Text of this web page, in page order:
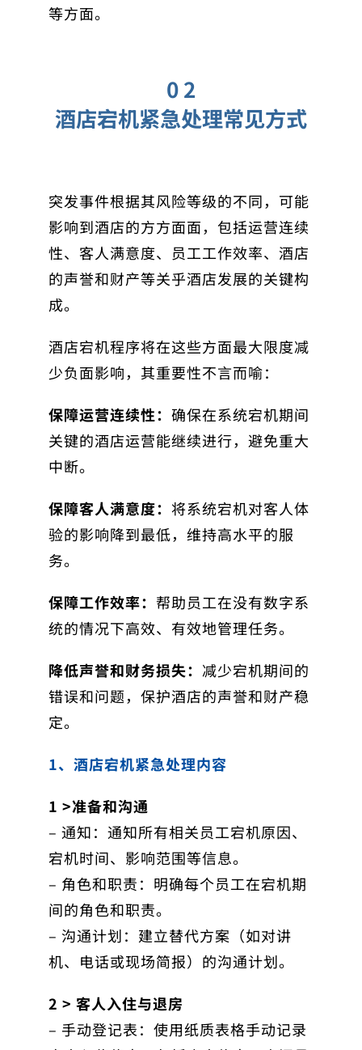
等方面。
0 2
酒店宕机紧急处理常见方式
突发事件根据其风险等级的不同，可能
影响到酒店的方方面面，包括运营连续
性、客人满意度、员工工作效率、酒店
的声誉和财产等关乎酒店发展的关键构
成。
酒店宕机程序将在这些方面最大限度减
少负面影响，其重要性不言而喻：
保障运营连续性： 确保在系统宕机期间
关键的酒店运营能继续进行，避免重大
中断。
保障客人满意度： 将系统宕机对客人体
验的影响降到最低，维持高水平的服
务。
保障工作效率： 帮助员工在没有数字系
统的情况下高效、有效地管理任务。
降低声誉和财务损失： 减少宕机期间的
错误和问题，保护酒店的声誉和财产稳
定。
1、酒店宕机紧急处理内容
1 >准备和沟通
– 通知：通知所有相关员工宕机原因、
宕机时间、影响范围等信息。
– 角色和职责：明确每个员工在宕机期
间的角色和职责。
– 沟通计划：建立替代方案（如对讲
机、电话或现场简报）的沟通计划。
2 > 客人入住与退房
– 手动登记表：使用纸质表格手动记录